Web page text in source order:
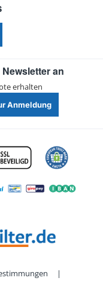
an
erhalten
Anmeldung
|